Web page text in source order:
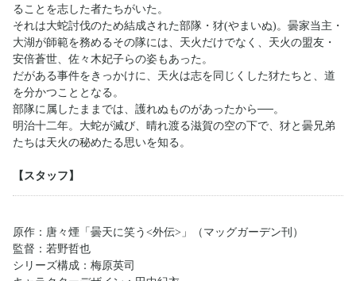
ることを志した者たちがいた。
それは大蛇討伐のため結成された部隊・犲(やまいぬ)。曇家当主・
大湖が師範を務めるその隊には、天火だけでなく、天火の盟友・
安倍蒼世、佐々木妃子らの姿もあった。
だがある事件をきっかけに、天火は志を同じくした犲たちと、道
を分かつこととなる。
部隊に属したままでは、護れぬものがあったから──。
明治十二年。大蛇が滅び、晴れ渡る滋賀の空の下で、犲と曇兄弟
たちは天火の秘めたる思いを知る。
【スタッフ】
原作：唐々煙「曇天に笑う<外伝>」（マッグガーデン刊）
監督：若野哲也
シリーズ構成：梅原英司